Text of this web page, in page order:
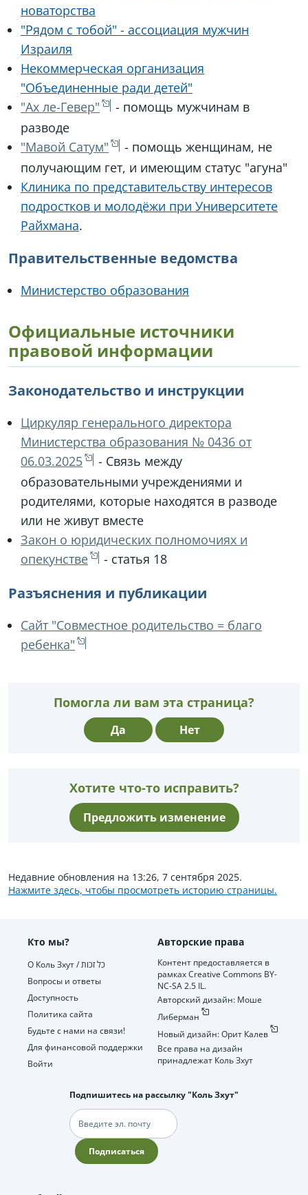
новаторства
"Рядом с тобой" - ассоциация мужчин
Израиля
Некоммерческая организация
"Объединенные ради детей"
"Ах ле-Гевер"
- помощь мужчинам в
разводе
"Мавой Сатум"
- помощь женщинам, не
получающим гет, и имеющим статус "агуна"
Клиника по представительству интересов
подростков и молодёжи при Университете
Райхмана.
Правительственные ведомства
Министерство образования
Официальные источники
правовой информации
Законодательство и инструкции
Циркуляр генерального директора
Министерства образования № 0436 от
06.03.2025
- Связь между
образовательными учреждениями и
родителями, которые находятся в разводе
или не живут вместе
Закон о юридических полномочиях и
опекунстве
- статья 18
Разъяснения и публикации
Сайт "Совместное родительство = благо
ребенка"
Помогла ли вам эта страница?
Да Нет
Хотите что-то исправить?
Предложить изменение
Недавние обновления на 13:26, 7 сентября 2025.
Нажмите здесь, чтобы просмотреть историю страницы.
Кто мы?
О Коль Зхут / כל זכות
Вопросы и ответы
Доступность
Политика сайта
Будьте с нами на связи!
Для финансовой поддержки
Войти
Авторские права
Контент предоставляется в
рамках Creative Commons BY-
NC-SA 2.5 IL.
Авторский дизайн: Моше
Либерман
Новый дизайн: Орит Калев
Все права на дизайн
принадлежат Коль Зхут
Подпишитесь на рассылку "Коль Зхут"
Электронная
почта
Подписаться